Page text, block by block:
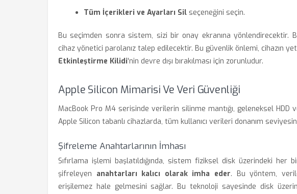
Tüm İçerikleri ve Ayarları Sil seçeneğini seçin.
Bu seçimden sonra sistem, sizi bir onay ekranına yönlendirecektir.
cihaz yönetici parolanız talep edilecektir. Bu güvenlik önlemi, cihazın
Etkinleştirme Kilidi'nin devre dışı bırakılması için zorunludur.
Apple Silicon Mimarisi Ve Veri Güvenliği
MacBook Pro M4 serisinde verilerin silinme mantığı, geleneksel HDD
Apple Silicon tabanlı cihazlarda, tüm kullanıcı verileri donanım
Şifreleme Anahtarlarının İmhası
Sıfırlama işlemi başlatıldığında, sistem fiziksel disk üzerindeki
şifreleyen anahtarları kalıcı olarak imha eder. Bu yöntem,
erişilemez hale gelmesini sağlar. Bu teknoloji sayesinde disk